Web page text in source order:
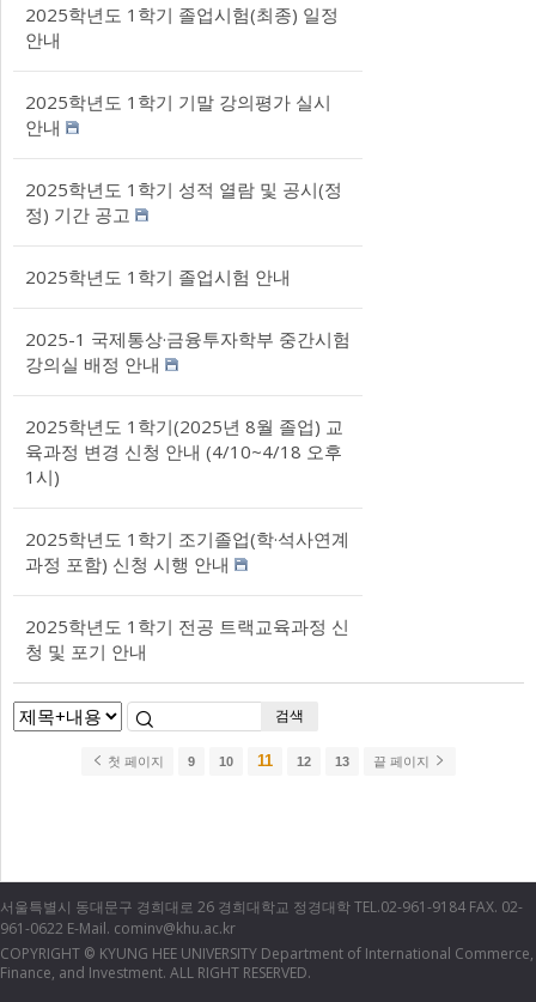
2025학년도 1학기 졸업시험(최종) 일정
안내
2025학년도 1학기 기말 강의평가 실시
안내
2025학년도 1학기 성적 열람 및 공시(정
정) 기간 공고
2025학년도 1학기 졸업시험 안내
2025-1 국제통상·금융투자학부 중간시험
강의실 배정 안내
2025학년도 1학기(2025년 8월 졸업) 교
육과정 변경 신청 안내 (4/10~4/18 오후
1시)
2025학년도 1학기 조기졸업(학·석사연계
과정 포함) 신청 시행 안내
2025학년도 1학기 전공 트랙교육과정 신
청 및 포기 안내
검색
첫 페이지 9 10 11 12 13 끝 페이지
서울특별시 동대문구 경희대로 26 경희대학교 정경대학 TEL.02-961-9184 FAX. 02-
961-0622 E-Mail. cominv@khu.ac.kr
COPYRIGHT © KYUNG HEE UNIVERSITY Department of International Commerce,
Finance, and Investment. ALL RIGHT RESERVED.